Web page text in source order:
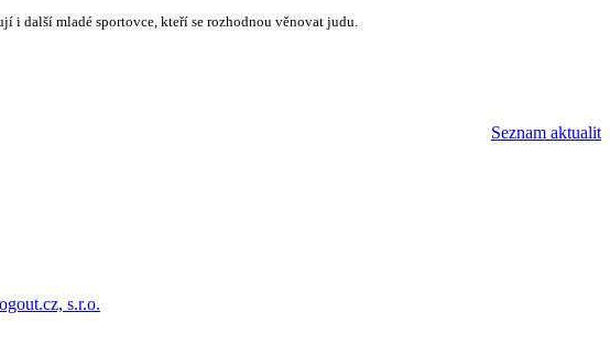
i další mladé sportovce, kteří se rozhodnou věnovat judu.
Seznam aktualit
s.r.o.